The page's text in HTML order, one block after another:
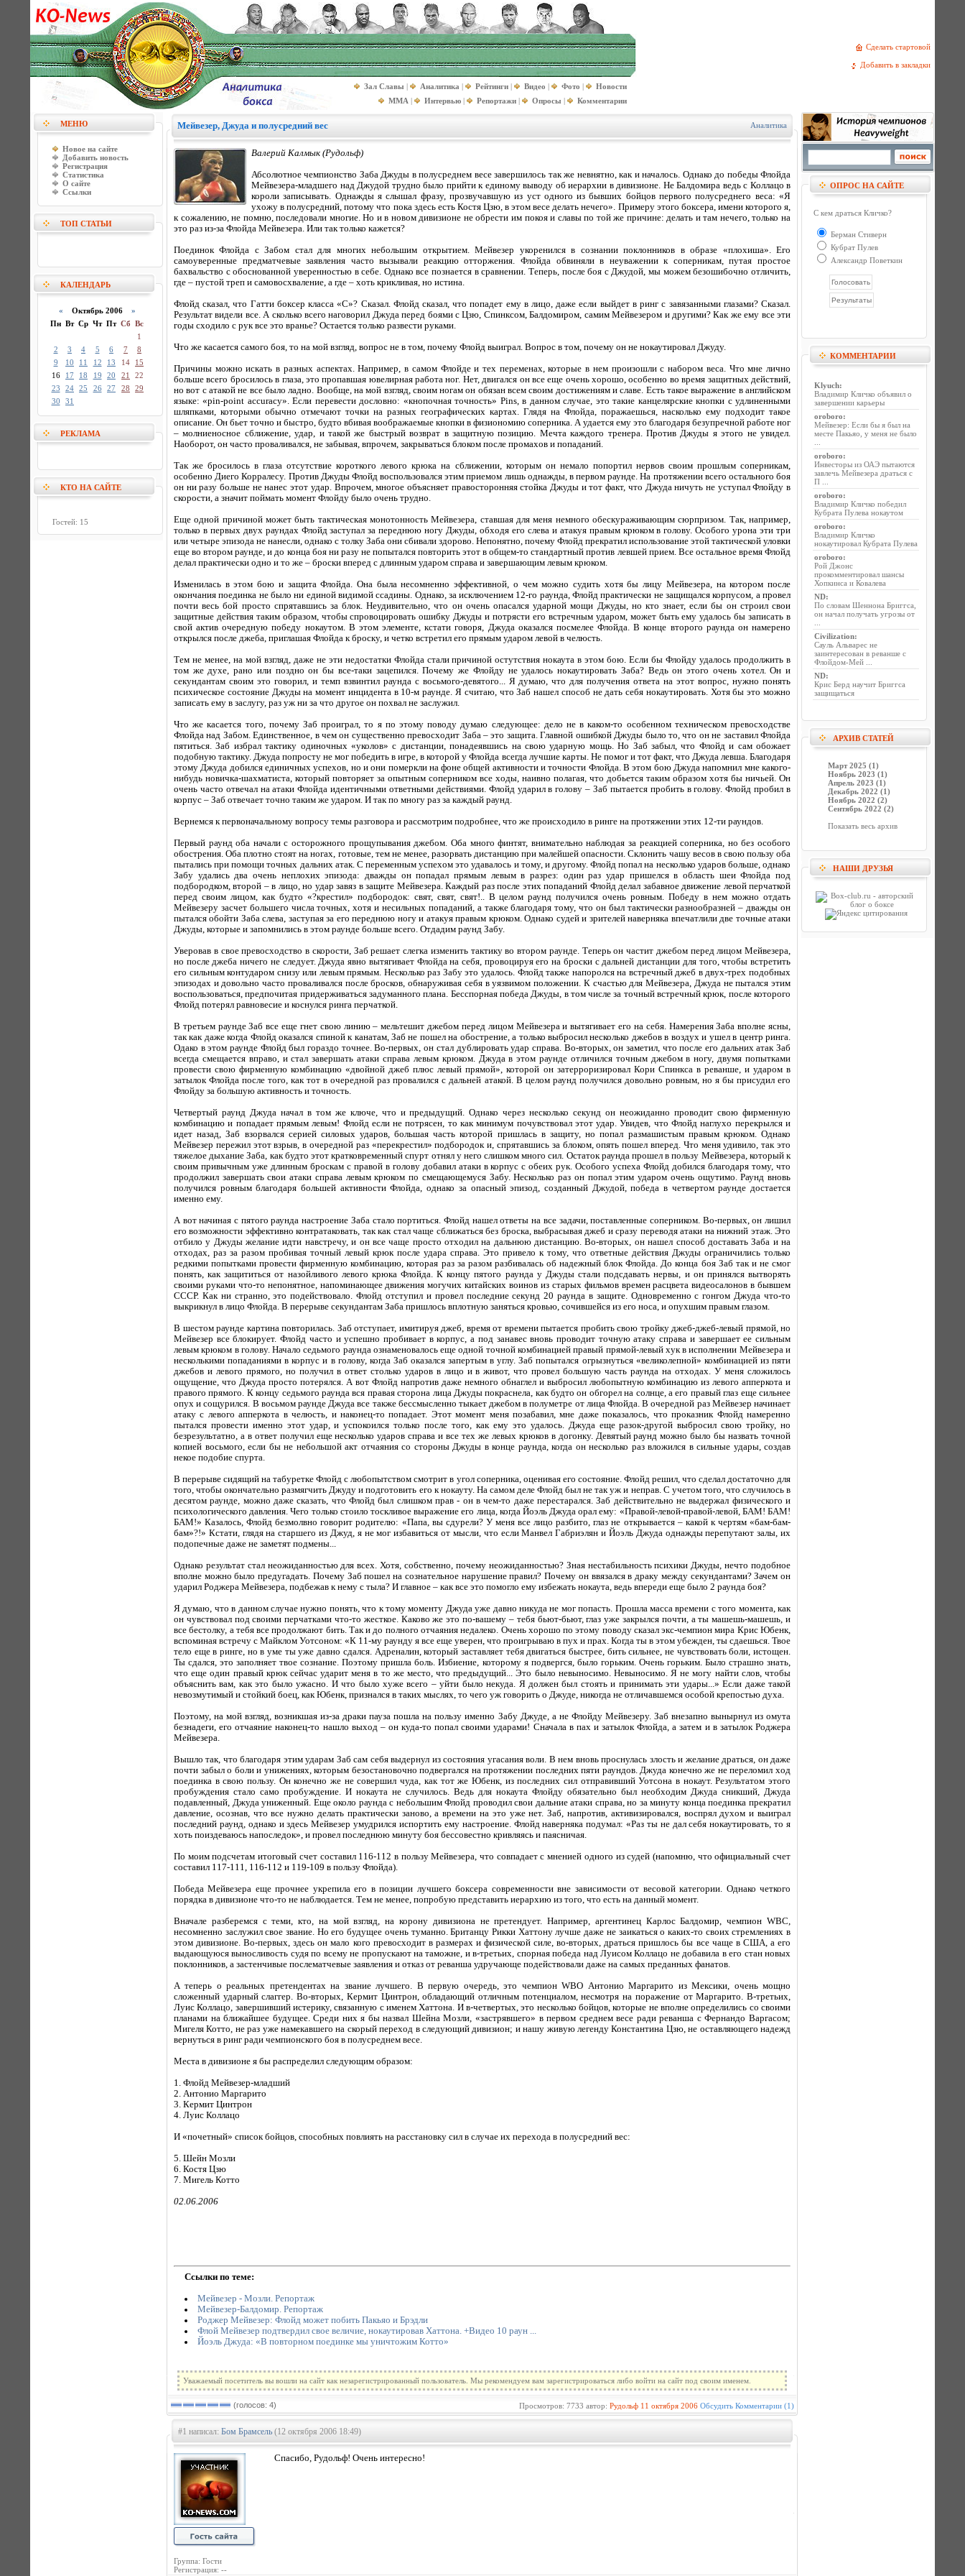
Сделать стартовой
Добавить в закладки
Зал Славы | Аналитика | Рейтинги | Видео | Фото |
Новости
MMA | Интервью | Репортажи | Опросы | Комментарии
МЕНЮ
Новое на сайте
Добавить новость
Регистрация
Статистика
О сайте
Ссылки
ТОП СТАТЬИ
КАЛЕНДАРЬ
« Октябрь 2006 »
Пн Вт Ср Чт Пт Сб Вс
1
2
3 4 5 6 7
8
9
10 11 12 13 14
15
16
17 18 19 20 21
22
23
24 25 26 27 28
29
30
31
РЕКЛАМА
КТО НА САЙТЕ
Гостей: 15
Мейвезер, Джуда и полусредний вес Аналитика
Валерий Калмык (Рудольф)
Абсолютное чемпионство Заба Джуды в полусреднем весе завершилось так же невнятно, как и началось. Однако до победы Флойда
Мейвезера-младшего над Джудой трудно было прийти к единому выводу об иерархии в дивизионе. Не Балдомира ведь с Коллацо в
короли записывать. Однажды я слышал фразу, прозвучавшую из уст одного из бывших бойцов первого полусреднего веса: «Я
ухожу в полусредний, потому что пока здесь есть Костя Цзю, в этом весе делать нечего». Примеру этого боксера, имени которого я,
к сожалению, не помню, последовали многие. Но и в новом дивизионе не обрести им покоя и славы по той же причине: делать и там нечего, только на
это раз из-за Флойда Мейвезера. Или так только кажется?
Поединок Флойда с Забом стал для многих небольшим открытием. Мейвезер укоренился в сознании поклонников в образе «плохиша». Его
самоуверенные предматчевые заявления часто вызывали реакцию отторжения. Флойда обвиняли в неуважении к соперникам, путая простое
бахвальство с обоснованной уверенностью в себе. Однако все познается в сравнении. Теперь, после боя с Джудой, мы можем безошибочно отличить,
где – пустой треп и самовосхваление, а где – хоть крикливая, но истина.
Флойд сказал, что Гатти боксер класса «С»? Сказал. Флойд сказал, что попадет ему в лицо, даже если выйдет в ринг с завязанными глазами? Сказал.
Результат видели все. А сколько всего наговорил Джуда перед боями с Цзю, Спинксом, Балдомиром, самим Мейвезером и другими? Как же ему все эти
годы сходило с рук все это вранье? Остается только развести руками.
Что же касается самого боя, то на мой взгляд, вопрос не в том, почему Флойд выиграл. Вопрос в том, почему он не нокаутировал Джуду.
Причины можно искать в разных аспектах. Например, в самом Флойде и тех переменах, которые в нем произошли с набором веса. Что мне лично
больше всего бросилось в глаза, это пропавшая ювелирная работа ног. Нет, двигался он все еще очень хорошо, особенно во время защитных действий,
но вот с атакой не все было ладно. Вообще, на мой взгляд, своим ногам он обязан всем своим достижениям и славе. Есть такое выражение в английском
языке: «pin-point accuracy». Если перевести дословно: «кнопочная точность» Pins, в данном случае, это такие канцелярские кнопки с удлиненными
шляпками, которыми обычно отмечают точки на разных географических картах. Глядя на Флойда, поражаешься, насколько ему подходит такое
описание. Он бьет точно и быстро, будто вбивая воображаемые кнопки в физиономию соперника. А удается ему это благодаря безупречной работе ног
– молниеносное сближение, удар, и такой же быстрый возврат в защитную позицию. Мечта каждого тренера. Против Джуды я этого не увидел.
Наоборот, он часто проваливался, не забывая, впрочем, закрываться блоком после промахов и попаданий.
Так же бросилось в глаза отсутствие короткого левого крюка на сближении, которым он немало попортил нервов своим прошлым соперникам,
особенно Диего Корралесу. Против Джуды Флойд воспользовался этим приемом лишь однажды, в первом раунде. На протяжении всего остального боя
он ни разу больше не нанес этот удар. Впрочем, многое объясняет правосторонняя стойка Джуды и тот факт, что Джуда ничуть не уступал Флойду в
скорости, а значит поймать момент Флойду было очень трудно.
Еще одной причиной может быть тактическая монотонность Мейвезера, ставшая для меня немного обескураживающим сюрпризом. Так, например,
только в первых двух раундах Флойд заступал за переднюю ногу Джуды, обходя его слева и атакуя правым крюком в голову. Особого урона эти три
или четыре эпизода не нанесли, однако с толку Заба они сбивали здорово. Непонятно, почему Флойд прекратил использование этой тактической уловки
еще во втором раунде, и до конца боя ни разу не попытался повторить этот в общем-то стандартный против левшей прием. Все остальное время Флойд
делал практически одно и то же – броски вперед с длинным ударом справа и завершающим левым крюком.
Изменилась в этом бою и защита Флойда. Она была несомненно эффективной, о чем можно судить хотя бы лицу Мейвезера, на котором после
окончания поединка не было ни единой видимой ссадины. Однако, за исключением 12-го раунда, Флойд практически не защищался корпусом, а провел
почти весь бой просто спрятавшись за блок. Неудивительно, что он очень опасался ударной мощи Джуды, но кто знает, если бы он строил свои
защитные действия таким образом, чтобы спровоцировать ошибку Джуды и потрясти его встречным ударом, может быть ему удалось бы записать в
свой актив очередную победу нокаутом. В этом элементе, кстати говоря, Джуда оказался посмелее Флойда. В конце второго раунда он намерено
открылся после джеба, приглашая Флойда к броску, и четко встретил его прямым ударом левой в челюсть.
Тем не менее, на мой взгляд, даже не эти недостатки Флойда стали причиной остутствия нокаута в этом бою. Если бы Флойду удалось продолжить в
том же духе, рано или поздно он бы все-таки зацепился. Почему же Флойду не удалось нокаутировать Заба? Ведь он этого очень хотел. Он и
секундантам своим это говорил, и темп взвинтил раунда с восьмого-девятого... Я думаю, что для получения ответа на этот вопрос, нужно понять
психическое состояние Джуды на момент инцидента в 10-м раунде. Я считаю, что Заб нашел способ не дать себя нокаутировать. Хотя бы это можно
записать ему в заслугу, раз уж ни за что другое он похвал не заслужил.
Что же касается того, почему Заб проиграл, то я по этому поводу думаю следующее: дело не в каком-то особенном техническом превосходстве
Флойда над Забом. Единственное, в чем он существенно превосходит Заба – это защита. Главной ошибкой Джуды было то, что он не заставил Флойда
пятиться. Заб избрал тактику одиночных «уколов» с дистанции, понадеявшись на свою ударную мощь. Но Заб забыл, что Флойд и сам обожает
подобную тактику. Джуда попросту не мог победить в игре, в которой у Флойда всегда лучшие карты. Не помог и тот факт, что Джуда левша. Благодаря
этому Джуда добился единичных успехов, но и они померкли на фоне общей активности и точности Флойда. В этом бою Джуда напомнил мне какого-
нибудь новичка-шахматиста, который повторяет за опытным соперником все ходы, наивно полагая, что добьется таким образом хотя бы ничьей. Он
очень часто отвечал на атаки Флойда идентичными ответными действиями. Флойд ударил в голову – Заб пытается пробить в голову. Флойд пробил в
корпус – Заб отвечает точно таким же ударом. И так по многу раз за каждый раунд.
Вернемся к первоначальному вопросу темы разговора и рассмотрим подробнее, что же происходило в ринге на протяжении этих 12-ти раундов.
Первый раунд оба начали с осторожного прощупывания джебом. Оба много финтят, внимательно наблюдая за реакцией соперника, но без особого
обострения. Оба плотно стоят на ногах, готовые, тем не менее, разорвать дистанцию при малейшей опасности. Склонить чашу весов в свою пользу оба
пытались при помощи точных дальних атак. С переменным успехом это удавалось и тому, и другому. Флойд попал на несколько ударов больше, однако
Забу удались два очень неплохих эпизода: дважды он попадал прямым левым в разрез: один раз удар пришелся в область шеи Флойда под
подбородком, второй – в лицо, но удар завяз в защите Мейвезера. Каждый раз после этих попаданий Флойд делал забавное движение левой перчаткой
перед своим лицом, как будто «?крестил» подбородок: свят, свят, свят!.. В целом раунд получился очень ровным. Победу в нем можно отдать
Мейвезеру засчет большего числа точных, хотя и несильных попаданий, а также благодаря тому, что он был тактически разнообразней – дважды он
пытался обойти Заба слева, заступая за его переднюю ногу и атакуя правым крюком. Однако судей и зрителей наверняка впечатлили две точные атаки
Джуды, которые и запомнились в этом раунде больше всего. Отдадим раунд Забу.
Уверовав в свое превосходство в скорости, Заб решает слегка изменить тактику во втором раунде. Теперь он частит джебом перед лицом Мейвезера,
но после джеба ничего не следует. Джуда явно вытягивает Флойда на себя, провоцируя его на броски с дальней дистанции для того, чтобы встретить
его сильным контударом снизу или левым прямым. Несколько раз Забу это удалось. Флойд также напоролся на встречный джеб в двух-трех подобных
эпизодах и довольно часто проваливался после бросков, обнаруживая себя в уязвимом положении. К счастью для Мейвезера, Джуда не пытался этим
воспользоваться, предпочитая придерживаться задуманного плана. Бесспорная победа Джуды, в том числе за точный встречный крюк, после которого
Флойд потерял равновесие и коснулся ринга перчаткой.
В третьем раунде Заб все еще гнет свою линию – мельтешит джебом перед лицом Мейвезера и вытягивает его на себя. Намерения Заба вполне ясны,
так как даже когда Флойд оказался спиной к канатам, Заб не пошел на обострение, а только выбросил несколько джебов в воздух и ушел в центр ринга.
Одако в этом раунде Флойд был гораздо точнее. Во-первых, он стал дублировать удар справа. Во-вторых, он заметил, что после его дальних атак Заб
всегда смещается вправо, и стал завершать атаки справа левым крюком. Джуда в этом раунде отличился точным джебом в ногу, двумя попытками
провести свою фирменную комбинацию «двойной джеб плюс левый прямой», которой он затерроризировал Кори Спинкса в реванше, и ударом в
затылок Флойда после того, как тот в очередной раз провалился с дальней атакой. В целом раунд получился довольно ровным, но я бы присудил его
Флойду за большую активность и точность.
Четвертый раунд Джуда начал в том же ключе, что и предыдущий. Однако через несколько секунд он неожиданно проводит свою фирменную
комбинацию и попадает прямым левым! Флойд если не потрясен, то как минимум почувствовал этот удар. Увидев, что Флойд наглухо перекрылся и
идет назад, Заб взорвался серией силовых ударов, большая часть которой пришлась в защиту, но попал размашистым правым крюком. Однако
Мейвезер пережил этот взрыв, в очередной раз «перекрестил» подбородок и, спрятавшись за блоком, опять пошел вперед. Что меня удивило, так это
тяжелое дыхание Заба, как будто этот кратковременный спурт отнял у него слишком много сил. Остаток раунда прошел в пользу Мейвезера, который к
своим привычным уже длинным броскам с правой в голову добавил атаки в корпус с обеих рук. Особого успеха Флойд добился благодаря тому, что
продолжил завершать свои атаки справа левым крюком по смещающемуся Забу. Несколько раз он попал этим ударом очень ощутимо. Раунд вновь
получился ровным благодаря большей активности Флойда, однако за опасный эпизод, созданный Джудой, победа в четвертом раунде достается
именно ему.
А вот начиная с пятого раунда настроение Заба стало портиться. Флойд нашел ответы на все задачи, поставленные соперником. Во-первых, он лишил
его возможности эффективно контратаковать, так как стал чаще сближаться без броска, выбрасывая джеб и сразу переводя атаки на нижний этаж. Это
отбило у Джуды желание идти навстречу, и он все чаще просто отходил на дальнюю дистанцию. Во-вторых, он нашел способ доставать Заба и на
отходах, раз за разом пробивая точный левый крюк после удара справа. Это привело к тому, что ответные действия Джуды ограничились только
редкими попытками провести фирменную комбинацию, которая раз за разом разбивалась об надежный блок Флойда. До конца боя Заб так и не смог
понять, как защититься от назойливого левого крюка Флойда. К концу пятого раунда у Джуды стали подсдавать нервы, и он принялся вытворять
своими руками что-то непонятное, напоминающее движения могучих китайских воинов из старых фильмов времен расцвета видеосалонов в бывшем
СССР. Как ни странно, это подействовало. Флойд отступил и провел последние секунд 20 раунда в защите. Одновременно с гонгом Джуда что-то
выкрикнул в лицо Флойда. В перерыве секундантам Заба пришлось вплотную заняться кровью, сочившейся из его носа, и опухшим правым глазом.
В шестом раунде картина повторилась. Заб отступает, имитируя джеб, время от времени пытается пробить свою тройку джеб-джеб-левый прямой, но
Мейвезер все блокирует. Флойд часто и успешно пробивает в корпус, а под занавес вновь проводит точную атаку справа и завершает ее сильным
левым крюком в голову. Начало седьмого раунда ознаменовалось еще одной точной комбинацией правый прямой-левый хук в исполнении Мейвезера и
несколькими попаданиями в корпус и в голову, когда Заб оказался запертым в углу. Заб попытался огрызнуться «великолепной» комбинацией из пяти
джебов и левого прямого, но получил в ответ столько ударов в лицо и в живот, что провел большую часть раунда на отходах. У меня сложилось
ощущение, что Джуда просто потерялся. А вот Флойд напротив даже немного обнаглел и выбросил любопытную комбинацию из левого апперкота и
правого прямого. К концу седьмого раунда вся правая сторона лица Джуды покраснела, как будто он обгорел на солнце, а его правый глаз еще сильнее
опух и сощурился. В восьмом раунде Джуда все также бессмысленно тыкает джебом в полуметре от лица Флойда. В очередной раз Мейвезер начинает
атаку с левого апперкота в челюсть, и наконец-то попадает. Этот момент меня позабавил, мне даже показалось, что проказник Флойд намеренно
пытался провести именно этот удар, и успокоился только после того, как ему это удалось. Джуда еще разок-другой выбросил свою тройку, но
безрезультатно, а в ответ получил еще несколько ударов справа и все тех же левых крюков в догонку. Девятый раунд можно было бы назвать точной
копией восьмого, если бы не небольшой акт отчаяния со стороны Джуды в конце раунда, когда он несколько раз вложился в сильные удары, создав
некое подобие спурта.
В перерыве сидящий на табуретке Флойд с любопытством смотрит в угол соперника, оценивая его состояние. Флойд решил, что сделал достаточно для
того, чтобы окончательно размягчить Джуду и подготовить его к нокауту. На самом деле Флойд был не так уж и неправ. С учетом того, что случилось в
десятом раунде, можно даже сказать, что Флойд был слишком прав - он в чем-то даже перестарался. Заб действительно не выдержал физического и
психологического давления. Чего только стоило тоскливое выражение его лица, когда Йоэль Джуда орал ему: «Правой-левой-правой-левой, БАМ! БАМ!
БАМ!» Казалось, Флойд безмолвно говорит родителю: «Папа, вы сдурели? У меня все лицо разбито, глаз не открывается – какой к чертям «бам-бам-
бам»?!» Кстати, глядя на старшего из Джуд, я не мог избавиться от мысли, что если Манвел Габриэлян и Йоэль Джуда однажды перепутают залы, их
подопечные даже не заметят подмены...
Однако результат стал неожиданностью для всех. Хотя, собственно, почему неожиданностью? Зная нестабильность психики Джуды, нечто подобное
вполне можно было предугадать. Почему Заб пошел на сознательное нарушение правил? Почему он ввязался в драку между секундантами? Зачем он
ударил Роджера Мейвезера, подбежав к нему с тыла? И главное – как все это помогло ему избежать нокаута, ведь впереди еще было 2 раунда боя?
Я думаю, что в данном случае нужно понять, что к тому моменту Джуда уже давно никуда не мог попасть. Прошла масса времени с того момента, как
он чувствовал под своими перчатками что-то жесткое. Каково же это по-вашему – тебя бьют-бьют, глаз уже закрылся почти, а ты машешь-машешь, и
все бестолку, а тебя все продолжают бить. Так и до полного отчаяния недалеко. Очень хорошо по этому поводу сказал экс-чемпион мира Крис Юбенк,
вспоминая встречу с Майклом Уотсоном: «К 11-му раунду я все еще уверен, что проигрываю в пух и прах. Когда ты в этом убежден, ты сдаешься. Твое
тело еще в ринге, но в уме ты уже давно сдался. Адреналин, который заставляет тебя двигаться быстрее, бить сильнее, не чувствовать боли, истощен.
Ты сдался, это заполняет твое сознание. Поэтому пришла боль. Избиение, которому я подвергся, было горьким. Очень горьким. Было страшно знать,
что еще один правый крюк сейчас ударит меня в то же место, что предыдущий... Это было невыносимо. Невыносимо. Я не могу найти слов, чтобы
объяснить вам, как это было ужасно. И что было хуже всего – уйти было некуда. Я должен был стоять и принимать эти удары...» Если даже такой
невозмутимый и стойкий боец, как Юбенк, признался в таких мыслях, то чего уж говорить о Джуде, никогда не отличавшемся особой крепостью духа.
Поэтому, на мой взгляд, возникшая из-за драки пауза пошла на пользу именно Забу Джуде, а не Флойду Мейвезеру. Заб внезапно вынырнул из омута
безнадеги, его отчаяние наконец-то нашло выход – он куда-то попал своими ударами! Сначала в пах и затылок Флойда, а затем и в затылок Роджера
Мейвезера.
Вышло так, что благодаря этим ударам Заб сам себя выдернул из состояния угасания воли. В нем вновь проснулась злость и желание драться, он даже
почти забыл о боли и унижениях, которым безостановочно подвергался на протяжении последних пяти раундов. Джуда конечно же не переломил ход
поединка в свою пользу. Он конечно же не совершил чуда, как тот же Юбенк, из последних сил отправивший Уотсона в нокаут. Результатом этого
пробуждения стало само пробуждение. И нокаута не случилось. Ведь для нокаута Флойду обязательно был необходим Джуда сникший, Джуда
подавленный, Джуда униженный. Еще около раунда с небольшим Флойд проводил свои дальние атаки справа, но за минуту конца поединка прекратил
давление, осознав, что все нужно делать практически заново, а времени на это уже нет. Заб, напротив, активизировался, воспрял духом и выиграл
последний раунд, однако и здесь Мейвезер умудрился испортить ему настроение. Флойд наверняка подумал: «Раз ты не дал себя нокаутировать, то я
хоть поиздеваюсь напоследок», и провел последнюю минуту боя бессовестно кривляясь и паясничая.
По моим подсчетам итоговый счет составил 116-112 в пользу Мейвезера, что совпадает с мненией одного из судей (напомню, что официальный счет
составил 117-111, 116-112 и 119-109 в пользу Флойда).
Победа Мейвезера еще прочнее укрепила его в позиции лучшего боксера современности вне зависимости от весовой категории. Однако четкого
порядка в дивизионе что-то не наблюдается. Тем не менее, попробую представить иерархию из того, что есть на данный момент.
Вначале разберемся с теми, кто, на мой взгляд, на корону дивизиона не претендует. Например, аргентинец Карлос Балдомир, чемпион WBC,
несомненно заслужил свое звание. Но его будущее очень туманно. Британцу Рикки Хаттону лучше даже не заикаться о каких-то своих стремлениях в
этом дивизионе. Во-первых, здесь он мало кого превосходит в размерах и физической силе, во-вторых, драться пришлось бы все чаще в США, а его
выдающуюся выносливость судя по всему не пропускают на таможне, и в-третьих, спорная победа над Луисом Коллацо не добавила в его стан новых
поклонников, а застенчивые послематчевые заявления и отказ от реванша удручающе подействовали даже на самых преданных фанатов.
А теперь о реальных претендентах на звание лучшего. В первую очередь, это чемпион WBO Антонио Маргарито из Мексики, очень мощно
сложенный ударный слаггер. Во-вторых, Кермит Цинтрон, обладающий отличным потенциалом, несмотря на поражение от Маргарито. В-третьих,
Луис Коллацо, завершивший истерику, связанную с именем Хаттона. И в-четвертых, это несколько бойцов, которые не вполне определились со своими
планами на ближайшее будущее. Среди них я бы назвал Шейна Мозли, «застрявшего» в первом среднем весе ради реванша с Фернандо Варгасом;
Мигеля Котто, не раз уже намекавшего на скорый переход в следующий дивизион; и нашу живую легенду Константина Цзю, не оставляющего надежд
вернуться в ринг ради чемпионского боя в полусреднем весе.
Места в дивизионе я бы распределил следующим образом:
1. Флойд Мейвезер-младший
2. Антонио Маргарито
3. Кермит Цинтрон
4. Луис Коллацо
И «почетный» список бойцов, способных повлиять на расстановку сил в случае их перехода в полусредний вес:
5. Шейн Мозли
6. Костя Цзю
7. Мигель Котто
02.06.2006
Ссылки по теме:
Мейвезер - Мозли. Репортаж
Мейвезер-Балдомир. Репортаж
Роджер Мейвезер: Флойд может побить Пакьяо и Брэдли
Флой Мейвезер подтвердил свое величие, нокаутировав Хаттона. +Видео 10 раун ...
Йоэль Джуда: «В повторном поединке мы уничтожим Котто»
Уважаемый посетитель вы вошли на сайт как незарегистрированный пользователь. Мы рекомендуем вам зарегистрироваться либо войти на сайт под своим именем.
(голосов: 4) Просмотров: 7733 автор: Рудольф 11 октября 2006 Обсудить Комментарии (1)
#1 написал: Бом Брамсель (12 октября 2006 18:49)
Группа: Гости
Регистрация: --
Спасибо, Рудольф! Очень интересно!
ОПРОС НА САЙТЕ
С кем драться Кличко?
Берман Стиверн
Кубрат Пулев
Александр Поветкин
КОММЕНТАРИИ
Klyuch:
Владимир Кличко объявил о
завершении карьеры
oroboro:
Мейвезер: Если бы я был на
месте Пакьяо, у меня не было
oroboro:
Инвесторы из ОАЭ пытаются
завлечь Мейвезера драться с
П ...
oroboro:
Владимир Кличко победил
Кубрата Пулева нокаутом
oroboro:
Владимир Кличко
нокаутировал Кубрата Пулева
oroboro:
Рой Джонс
прокомментировал шансы
Хопкинса и Ковалева
ND:
По словам Шеннона Бриггса,
он начал получать угрозы от
Civilization:
Сауль Альварес не
заинтересован в реванше с
Флойдом-Мей ...
ND:
Крис Берд научит Бриггса
защищаться
АРХИВ СТАТЕЙ
Март 2025 (1)
Ноябрь 2023 (1)
Апрель 2023 (1)
Декабрь 2022 (1)
Ноябрь 2022 (2)
Сентябрь 2022 (2)
Показать весь архив
НАШИ ДРУЗЬЯ